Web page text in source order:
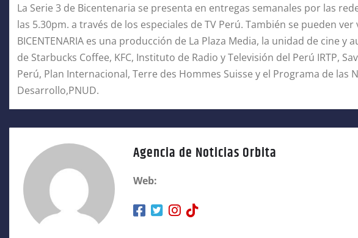
La Serie 3 de Bicentenaria se presenta en entregas semanales por las
las 5.30pm. a través de los especiales de TV Perú. También se pueden
BICENTENARIA es una producción de La Plaza Media, la unidad de cine y
de Starbucks Coffee, KFC, Instituto de Radio y Televisión del Perú IRTP,
Perú, Plan Internacional, Terre des Hommes Suisse y el Programa de las
Desarrollo,PNUD.
Agencia de Noticias Orbita
Web: